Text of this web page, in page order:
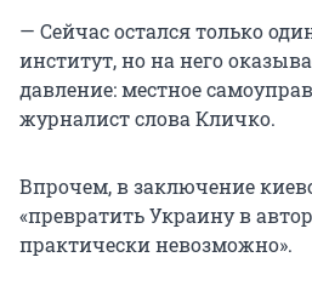
— Сейчас остался только
институт, но на него
давление: местное
журналист слова Кличко.
Впрочем, в заключение
«превратить Украину в
практически невозможно».